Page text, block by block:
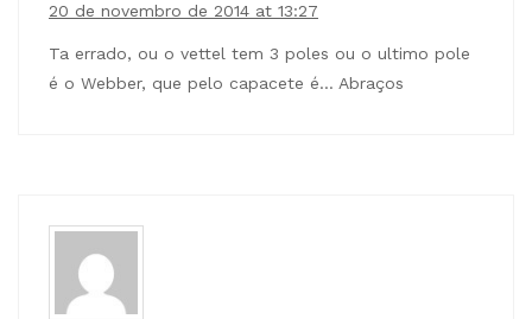
20 de novembro de 2014 at 13:27
Ta errado, ou o vettel tem 3 poles ou o ultimo pole
é o Webber, que pelo capacete é… Abraços